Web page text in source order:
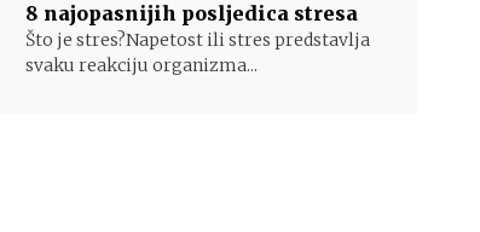
8 najopasnijih posljedica stresa
Što je stres?Napetost ili stres predstavlja
svaku reakciju organizma...